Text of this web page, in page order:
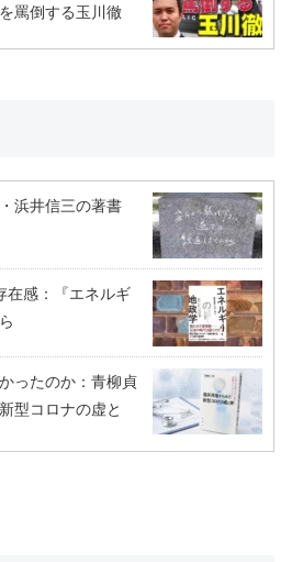
罵倒する玉川徹
浜井信三の著書
在感：『エネルギ
ったのか：青柳貞
型コロナの虚と